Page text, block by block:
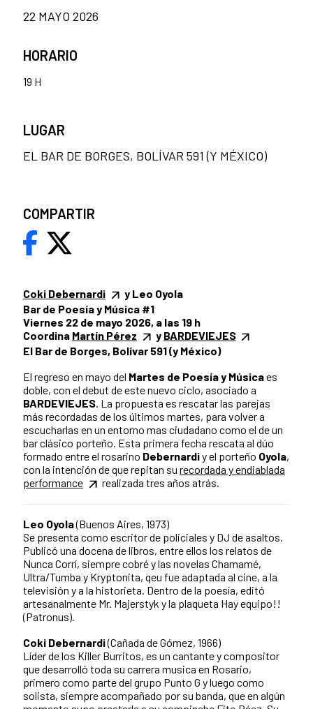
Coki Debernardi
y Leo Oyola
Bar de Poesía y Música #1
Viernes 22 de mayo 2026, a las 19 h
Coordina Martín Pérez y BARDEVIEJES
El Bar de Borges, Bolívar 591 (y México)
El regreso en mayo del Martes de Poesía y Músicaes
doble, con el debut de este nuevo ciclo, asociado a
BARDEVIEJES. La propuesta es rescatar las parejas
más recordadas de los últimos martes, para volver a
escucharlas en un entorno mas ciudadano como el de un
bar clásico porteño. Esta primera fecha rescata al dúo
formado entre el rosarino Debernardiy el porteño Oyola,
con la intención de que repitan su recordada y endiablada
performance
realizada tres años atrás.
Leo Oyola(Buenos Aires, 1973)
Se presenta como escritor de policiales y DJ de asaltos.
Publicó una docena de libros, entre ellos los relatos de
Nunca Corrí, siempre cobré y las novelas Chamamé,
Ultra/Tumba y Kryptonita, qeu fue adaptada al cine, a la
televisión y a la historieta. Dentro de la poesía, editó
artesanalmente Mr. Majerstyk y la plaqueta Hay equipo!!
(Patronus).
Coki Debernardi(Cañada de Gómez, 1966)
Líder de los Killer Burritos, es un cantante y compositor
que desarrolló toda su carrera musica en Rosario,
primero como parte del grupo Punto G y luego como
solista, siempre acompañado por su banda, que en algún
22 MAYO 2026
HORARIO
19 H
LUGAR
EL BAR DE BORGES, BOLÍVAR 591 (Y MÉXICO)
COMPARTIR